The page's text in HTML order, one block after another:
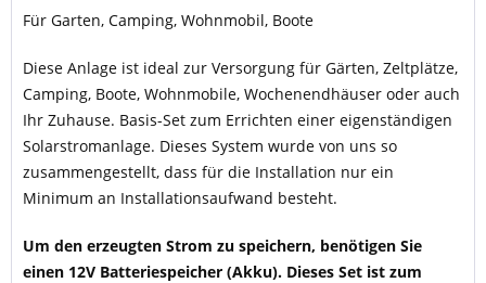
Für Garten, Camping, Wohnmobil, Boote
Diese Anlage ist ideal zur Versorgung für Gärten, Zeltplätze,
Camping, Boote, Wohnmobile, Wochenendhäuser oder auch
Ihr Zuhause. Basis-Set zum Errichten einer eigenständigen
Solarstromanlage. Dieses System wurde von uns so
zusammengestellt, dass für die Installation nur ein
Minimum an Installationsaufwand besteht.
Um den erzeugten Strom zu speichern, benötigen Sie
einen 12V Batteriespeicher (Akku). Dieses Set ist zum